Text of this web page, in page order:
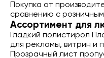
Покупка от
сравнению с
Ассортимент для
Гладкий полистирол
для рекламы, витрин и
Прозрачный лист